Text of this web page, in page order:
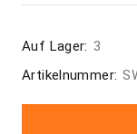
Auf Lager: 3
Artikelnummer: